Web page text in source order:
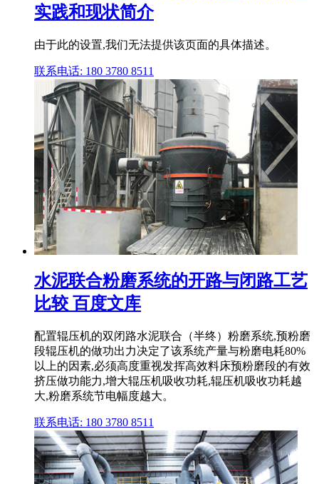
实践和现状简介
由于此的设置,我们无法提供该页面的具体描述。
联系电话: 180 3780 8511
水泥联合粉磨系统的开路与闭路工艺
比较 百度文库
配置辊压机的双闭路水泥联合（半终）粉磨系统,预粉磨
段辊压机的做功出力决定了该系统产量与粉磨电耗80%
以上的因素,必须高度重视发挥高效料床预粉磨段的有效
挤压做功能力,增大辊压机吸收功耗,辊压机吸收功耗越
大,粉磨系统节电幅度越大。
联系电话: 180 3780 8511